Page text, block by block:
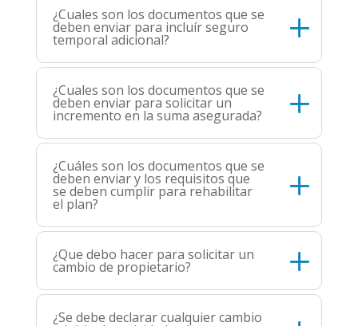
¿Cuales son los documentos que se
deben enviar para incluír seguro
temporal adicional?
¿Cuales son los documentos que se
deben enviar para solicitar un
incremento en la suma asegurada?
¿Cuáles son los documentos que se
deben enviar y los requisitos que
se deben cumplir para rehabilitar
el plan?
¿Que debo hacer para solicitar un
cambio de propietario?
¿Se debe declarar cualquier cambio